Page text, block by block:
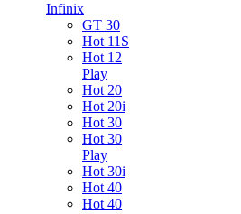
Infinix
GT 30
Hot 11S
Hot 12
Play
Hot 20
Hot 20i
Hot 30
Hot 30
Play
Hot 30i
Hot 40
Hot 40